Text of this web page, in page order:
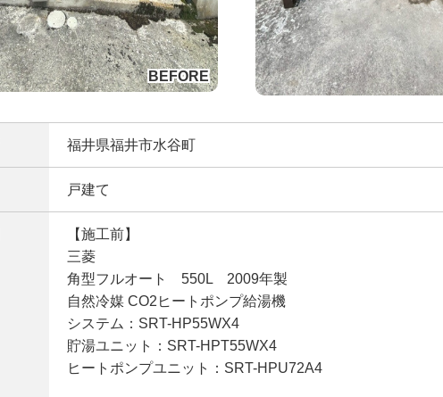
福井県福井市水谷町
戸建て
【施工前】
三菱
角型フルオート 550L 2009年製
自然冷媒 CO2ヒートポンプ給湯機
システム：SRT-HP55WX4
貯湯ユニット：SRT-HPT55WX4
ヒートポンプユニット：SRT-HPU72A4